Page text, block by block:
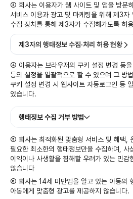
③ 회사는 이용자가 웹 사이트 및 앱을 방문
서비스 이용과 광고 및 마케팅을 위해 제3자
수집 장치를 통해 제3자가 수집해가도록 허
제3자의 행태정보 수집·처리 허용 현황
④ 이용자는 브라우저의 쿠키 설정 변경 등
등의 설정을 일괄적으로 할 수 있으며 그 방
쿠키 설정 변경 시 웹사이트 자동로그인 등
있습니다.
행태정보 수집 거부 방법
⑤ 회사는 최적화된 맞춤형 서비스 및 혜택,
필요한 최소한의 행태정보만을 수집하며, 사
이익이나 사생활을 침해할 우려가 있는 민감
않습니다
⑥ 회사는 14세 미만임을 알고 있는 아동의
아동에게 맞춤형 광고를 제공하지 않습니다.